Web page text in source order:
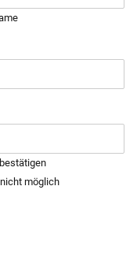
möglich